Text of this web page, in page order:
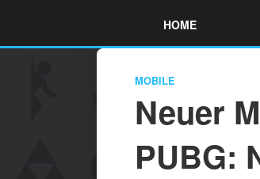
content
HOME
MOBILE
Neuer
PUBG: